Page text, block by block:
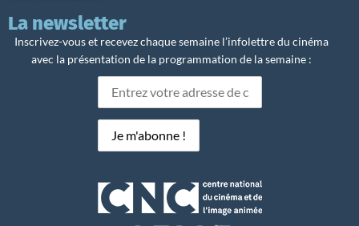
La newsletter
Inscrivez-vous et recevez chaque semaine l’infolettre du cinéma
avec la présentation de la programmation de la semaine :